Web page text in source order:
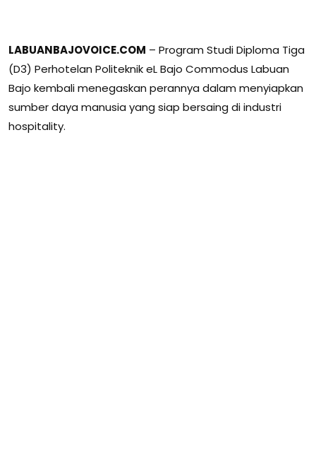
LABUANBAJOVOICE.COM – Program Studi Diploma Tiga
(D3) Perhotelan Politeknik eL Bajo Commodus Labuan
Bajo kembali menegaskan perannya dalam menyiapkan
sumber daya manusia yang siap bersaing di industri
hospitality.